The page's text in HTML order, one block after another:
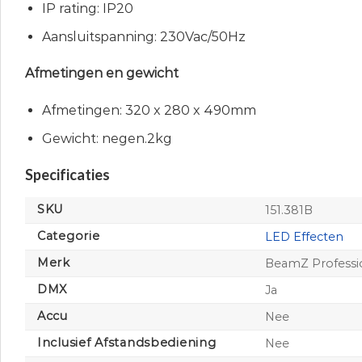
IP rating: IP20
Aansluitspanning: 230Vac/50Hz
Afmetingen en gewicht
Afmetingen: 320 x 280 x 490mm
Gewicht: negen.2kg
Specificaties
SKU
151.381B
Categorie
LED Effecten
Merk
BeamZ
DMX
Ja
Accu
Nee
Inclusief Afstandsbediening
Nee